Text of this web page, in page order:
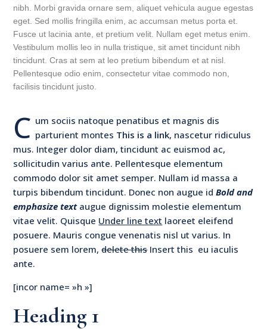
nibh. Morbi gravida ornare sem, aliquet vehicula augue egestas
eget. Sed mollis fringilla enim, ac accumsan metus porta et.
Fusce ut lacinia ante, et pretium velit. Nullam eget metus enim.
Vestibulum mollis leo in nulla tristique, sit amet tincidunt nibh
tincidunt. Cras at sem at leo pretium bibendum et at nisl.
Pellentesque odio enim, consectetur vitae commodo non,
facilisis tincidunt justo.
C um sociis natoque penatibus et magnis dis
parturient montes This is a link, nascetur ridiculus
mus. Integer dolor diam, tincidunt ac euismod ac,
sollicitudin varius ante. Pellentesque elementum
commodo dolor sit amet semper. Nullam id massa a
turpis bibendum tincidunt. Donec non augue idBold and
emphasize textaugue dignissim molestie elementum
vitae velit. Quisque Under line text laoreet eleifend
posuere. Mauris congue venenatis nisl ut varius. In
posuere sem lorem,delete this Insert this eu iaculis
ante.
[incor name= »h »]
Heading 1